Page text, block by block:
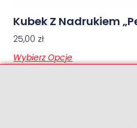
Kubek Z Nadrukiem
25,00 zł
Wybierz Opcje